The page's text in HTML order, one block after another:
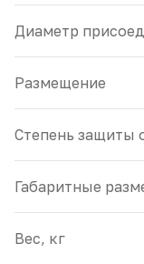
Диаметр
Размещение
Cтепень защиты
Габаритные
Вес, кг